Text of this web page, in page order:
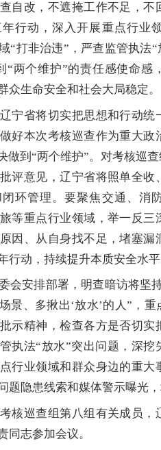
自改，不遮掩工作不足，不
行动，深入开展重点行业
“打非治违”，严查监管执法
“两个维护”的责任感使命感
众生命安全和社会大局稳定。
省将切实把思想和行动统
好本次考核巡查作为重大政
做到“两个维护”。对考核巡
评意见，辽宁省将照单全收
环管理。要聚焦交通、消
等重点行业领域，举一反三
因、从自身找不足，堵塞漏
行动，持续提升本质安全水平
安排部署，明查暗访将坚
景、多揪出‘放水’的人”，
示精神，检查各方是否切实
执法“放水”突出问题，深挖
行业领域和群众身边的重大
题隐患线索和媒体警示曝光，
巡查组第八组有关成员，
同志参加会议。